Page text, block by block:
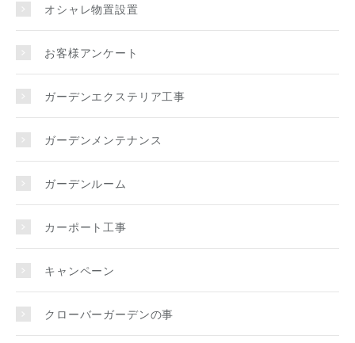
オシャレ物置設置
お客様アンケート
ガーデンエクステリア工事
ガーデンメンテナンス
ガーデンルーム
カーポート工事
キャンペーン
クローバーガーデンの事